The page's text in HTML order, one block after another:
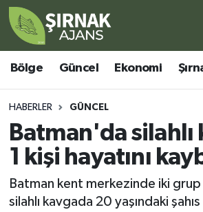
Bölge Güncel Ekonomi
HABERLER GÜNCEL
Batman'da silahlı
1 kişi hayatını
Batman kent merkezinde iki grup
silahlı kavgada 20 yaşındaki şahıs
Bölge
Güncel
Ekonomi
Şırnak
Şırnak Nöbetçi Eczaneler
Şırnak Hava Durumu
Şirnak Namaz Vakitleri
Şırnak Trafik Yoğunluk
Süper Lig Puan Durumu ve